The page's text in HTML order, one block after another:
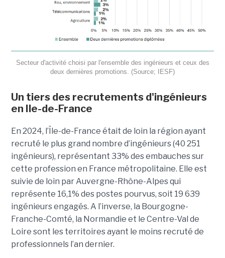
Secteur d'activité choisi par l'ensemble des ingénieurs et ceux des
deux dernières promotions. (Source; IESF)
Un tiers des recrutements d'ingénieurs
en Ile-de-France
En 2024, l’Île-de-France était de loin la région ayant
recruté le plus grand nombre d’ingénieurs (40 251
ingénieurs), représentant 33% des embauches sur
cette profession en France métropolitaine. Elle est
suivie de loin par Auvergne-Rhône-Alpes qui
représente 16,1% des postes pourvus, soit 19 639
ingénieurs engagés. A l’inverse, la Bourgogne-
Franche-Comté, la Normandie et le Centre-Val de
Loire sont les territoires ayant le moins recruté de
professionnels l’an dernier.